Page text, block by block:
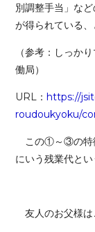
別調整手当」な
が得られている、
（参考：しっか
働局）
URL：https://
roudoukyoku/
この①～③の特
にいう残業代とい
友人のお父様は